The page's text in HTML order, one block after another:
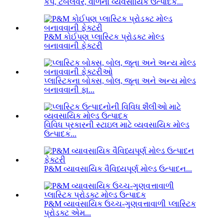
કપ, ટેબલવેર, વાળના વ્યવસાયિક ઉત્પાદક...
P&M કોઈપણ પ્લાસ્ટિક પ્રોડક્ટ મોલ્ડ
બનાવવાની ફેક્ટરી
પ્લાસ્ટિકના બોક્સ, બોલ, જૂતા અને અન્ય મોલ્ડ
બનાવવાની ફા...
વિવિધ પ્રકારની સ્ટાઇલ માટે વ્યવસાયિક મોલ્ડ
ઉત્પાદક...
P&M વ્યાવસાયિક વૈવિધ્યપૂર્ણ મોલ્ડ ઉત્પાદન...
P&M વ્યાવસાયિક ઉચ્ચ-ગુણવત્તાવાળી પ્લાસ્ટિક
પ્રોડક્ટ એમ...